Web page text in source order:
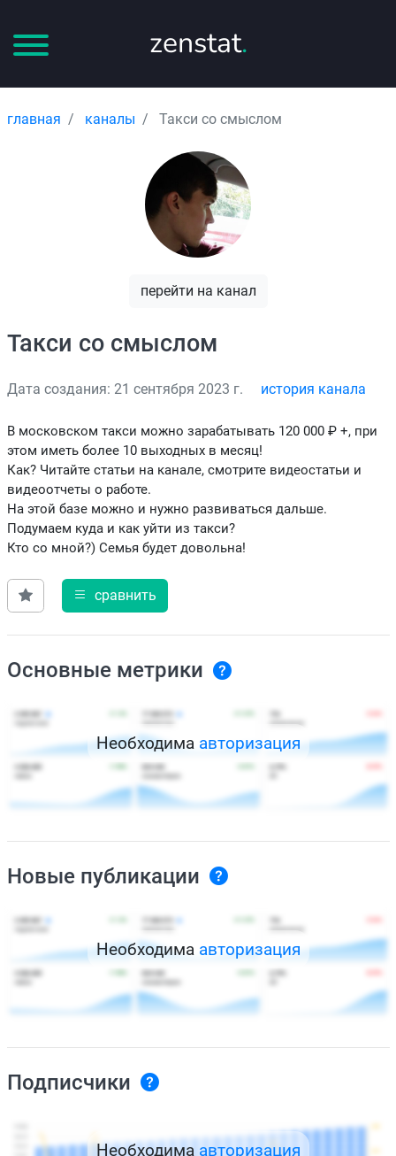
zenstat.
главная каналы Такси со смыслом
перейти на канал
Такси со смыслом
Дата создания: 21 сентября 2023 г. история канала
В московском такси можно зарабатывать 120 000 ₽ +, при
этом иметь более 10 выходных в месяц!
Как? Читайте статьи на канале, смотрите видеостатьи и
видеоотчеты о работе.
На этой базе можно и нужно развиваться дальше.
Подумаем куда и как уйти из такси?
Кто со мной?) Семья будет довольна!
сравнить
Основные метрики
Необходима авторизация
Новые публикации
Необходима авторизация
Подписчики
Необходима авторизация